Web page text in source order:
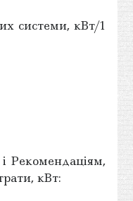
системи, кВт/1
Рекомендаціям,
кВт: